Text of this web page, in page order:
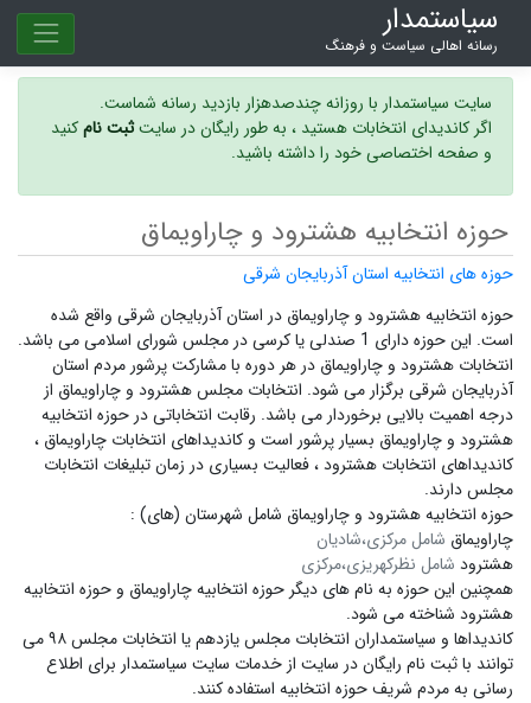
سیاستمدار
رسانه اهالی سیاست و فرهنگ
سایت سیاستمدار با روزانه چندصدهزار بازدید رسانه شماست.
اگر کاندیدای انتخابات هستید ، به طور رایگان در سایتثبت نامکنید
و صفحه اختصاصی خود را داشته باشید.
حوزه انتخابیه هشترود و چاراویماق
حوزه های انتخابیه استان آذربایجان شرقی
حوزه انتخابیه هشترود و چاراویماق در استان آذربایجان شرقی واقع شده
است. این حوزه دارای 1 صندلی یا کرسی در مجلس شورای اسلامی می باشد.
انتخابات هشترود و چاراویماق در هر دوره با مشارکت پرشور مردم استان
آذربایجان شرقی برگزار می شود. انتخابات مجلس هشترود و چاراویماق از
درجه اهمیت بالایی برخوردار می باشد. رقابت انتخاباتی در حوزه انتخابیه
هشترود و چاراویماق بسیار پرشور است و کاندیداهای انتخابات چاراویماق ،
کاندیداهای انتخابات هشترود ،فعالیت بسیاری در زمان تبلیغات انتخابات
مجلس دارند.
حوزه انتخابیه هشترود و چاراویماق شامل شهرستان (های) :
چاراویماق شامل مرکزی،شادیان
هشترود شامل نظرکهریزی،مرکزی
همچنین این حوزه به نام های دیگر حوزه انتخابیه چاراویماق و حوزه انتخابیه
هشترود شناخته می شود.
کاندیداها و سیاستمداران انتخابات مجلس یازدهم یا انتخابات مجلس ۹۸ می
توانند با ثبت نام رایگان در سایت از خدمات سایت سیاستمدار برای اطلاع
رسانی به مردم شریف حوزه انتخابیه استفاده کنند.